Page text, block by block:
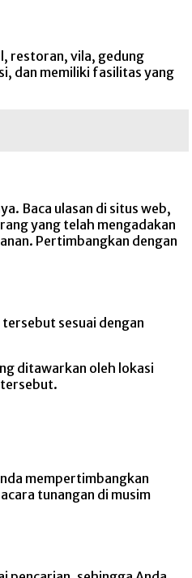
restoran, vila, gedung
dan memiliki fasilitas yang
Baca ulasan di situs web,
yang telah mengadakan
Pertimbangkan dengan
sesuai dengan
ditawarkan oleh lokasi
mempertimbangkan
tunangan di musim